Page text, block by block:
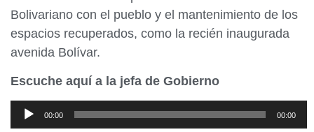
Bolivariano con el pueblo y el mantenimiento de los
espacios recuperados, como la recién inaugurada
avenida Bolívar.
Escuche aquí a la jefa de Gobierno
Reproductor
de
00:00 00:00